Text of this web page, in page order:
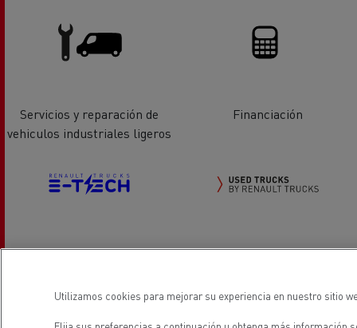
Servicios y reparación de
vehiculos industriales ligeros
Financiación
Vehiculos eléctricos
Vehiculos de ocasión _Renault
Utilizamos cookies para mejorar su experiencia en nuestro sitio